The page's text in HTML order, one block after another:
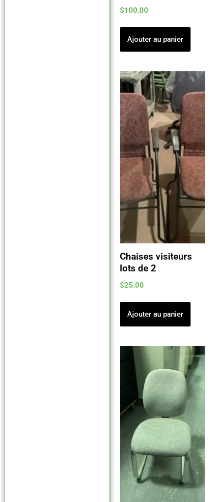
$100.00
Ajouter au panier
Chaises visiteurs
lots de 2
$25.00
Ajouter au panier